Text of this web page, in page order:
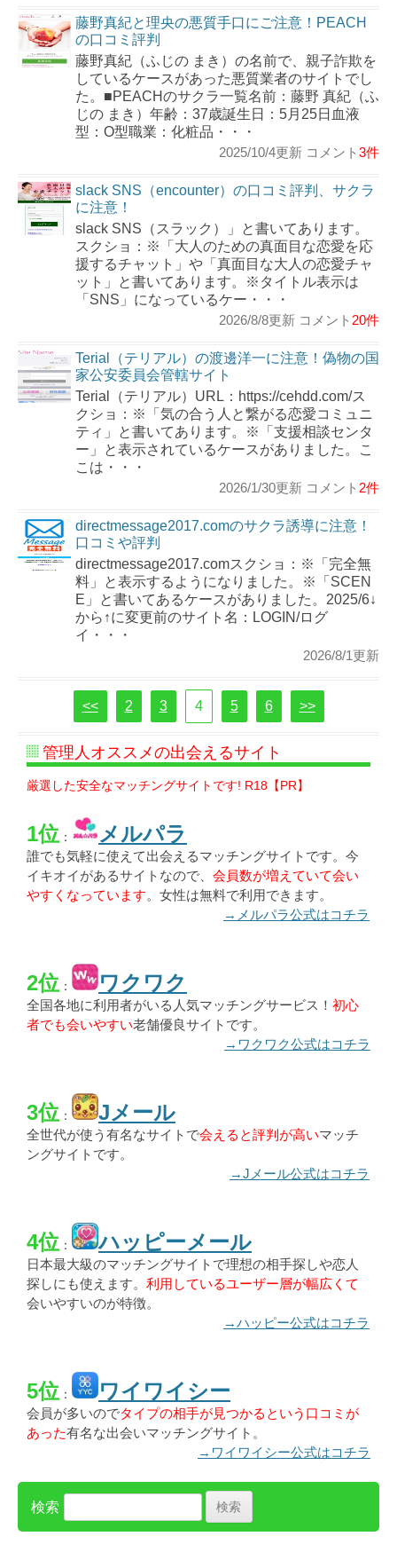
藤野真紀と理央の悪質手口にご注意！PEACH
の口コミ評判
藤野真紀（ふじの まき）の名前で、親子詐欺を
しているケースがあった悪質業者のサイトでし
た。■PEACHのサクラ一覧名前：藤野 真紀（ふ
じの まき）年齢：37歳誕生日：5月25日血液
型：O型職業：化粧品・・・
2025/10/4更新 コメント 3件
slack SNS（encounter）の口コミ評判、サクラ
に注意！
slack SNS（スラック）」と書いてあります。
スクショ：※「大人のための真面目な恋愛を応
援するチャット」や「真面目な大人の恋愛チャ
ット」と書いてあります。※タイトル表示は
「SNS」になっているケー・・・
2026/8/8更新 コメント 20件
Terial（テリアル）の渡邊洋一に注意！偽物の国
家公安委員会管轄サイト
Terial（テリアル）URL：https://cehdd.com/ス
クショ：※「気の合う人と繋がる恋愛コミュニ
ティ」と書いてあります。※「支援相談センタ
ー」と表示されているケースがありました。こ
こは・・・
2026/1/30更新 コメント 2件
directmessage2017.comのサクラ誘導に注意！
口コミや評判
directmessage2017.comスクショ：※「完全無
料」と表示するようになりました。※「SCEN
E」と書いてあるケースがありました。2025/6↓
から↑に変更前のサイト名：LOGIN/ログ
イ・・・
2026/8/1更新
<< 2 3 4 5 6 >>
管理人オススメの出会えるサイト
厳選した安全なマッチングサイトです! R18【PR】
1位 ： メルパラ
誰でも気軽に使えて出会えるマッチングサイトです。今
イキオイがあるサイトなので、 会員数が増えていて会い
やすくなっています。女性は無料で利用できます。
→メルパラ公式はコチラ
2位 ： ワクワク
全国各地に利用者がいる人気マッチングサービス！ 初心
者でも会いやすい老舗優良サイトです。
→ワクワク公式はコチラ
3位 ： Jメール
全世代が使う有名なサイトで会えると評判が高いマッチ
ングサイトです。
→Jメール公式はコチラ
4位 ： ハッピーメール
日本最大級のマッチングサイトで理想の相手探しや恋人
探しにも使えます。 利用しているユーザー層が幅広くて
会いやすいのが特徴。
→ハッピー公式はコチラ
5位 ： ワイワイシー
会員が多いのでタイプの相手が見つかるという口コミが
あった有名な出会いマッチングサイト。
→ワイワイシー公式はコチラ
検索